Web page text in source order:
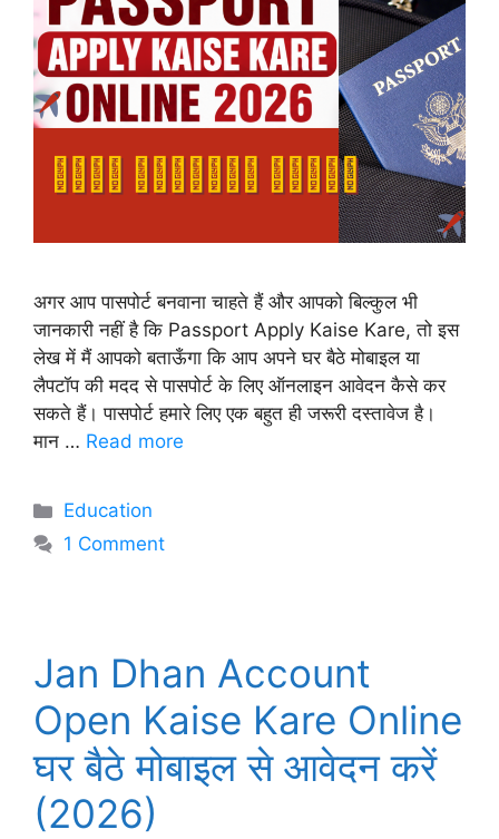
अगर आप पासपोर्ट बनवाना चाहते हैं और आपको बिल्कुल भी
जानकारी नहीं है कि Passport Apply Kaise Kare, तो इस
लेख में मैं आपको बताऊँगा कि आप अपने घर बैठे मोबाइल या
लैपटॉप की मदद से पासपोर्ट के लिए ऑनलाइन आवेदन कैसे कर
सकते हैं। पासपोर्ट हमारे लिए एक बहुत ही जरूरी दस्तावेज है।
मान … Read more
Categories
Education
1 Comment
Jan Dhan Account
Open Kaise Kare Online
घर बैठे मोबाइल से आवेदन करें
(2026)